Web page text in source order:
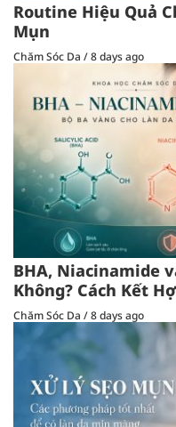
Routine Hiệu Quả
Mụn
Chăm Sóc Da /8 days ago
BHA, Niacinamide
Không? Cách Kết
Chăm Sóc Da /8 days ago